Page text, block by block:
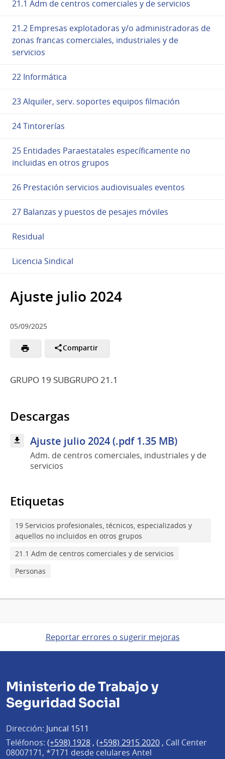
21.1 Adm de centros comerciales y de servicios
21.2 Empresas explotadoras y/o administradoras de
zonas francas comerciales, industriales y de
servicios
22 Informática
23 Alquiler, serv. soportes equipos filmación
24 Tintorerías
25 Entidades Paraestatales específicamente no
incluidas en otros grupos
26 Prestación servicios audiovisuales eventos
27 Balanzas y puestos de pesajes móviles
Residual
Licencia Sindical
Ajuste julio 2024
05/09/2025
Compartir
GRUPO 19 SUBGRUPO 21.1
Descargas
Ajuste julio 2024 (.pdf 1.35 MB)
Adm. de centros comerciales, industriales y de
servicios
Etiquetas
19 Servicios profesionales, técnicos, especializados y
aquellos no incluidos en otros grupos
21.1 Adm de centros comerciales y de servicios
Personas
Reportar errores o sugerir mejoras
Ministerio de Trabajo y
Seguridad Social
Dirección: Juncal 1511
Teléfonos: (+598) 1928 , (+598) 2915 2020 , Call Center
08007171, *7171 desde celulares Antel